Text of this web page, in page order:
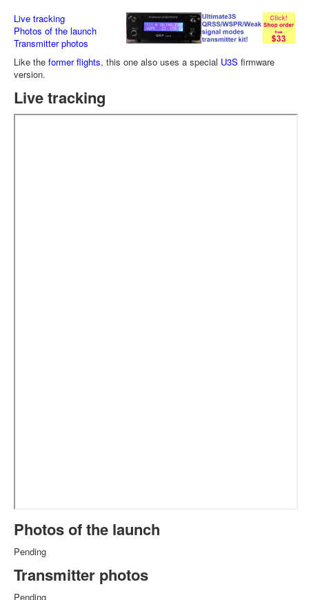
Live tracking
Photos of the launch
Transmitter photos
Like the former flights, this one also uses a special U3S firmware
version.
Live tracking
Photos of the launch
Pending
Transmitter photos
Pending